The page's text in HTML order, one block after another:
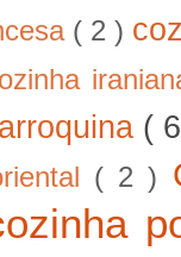
( 2 )
(
( 2 )